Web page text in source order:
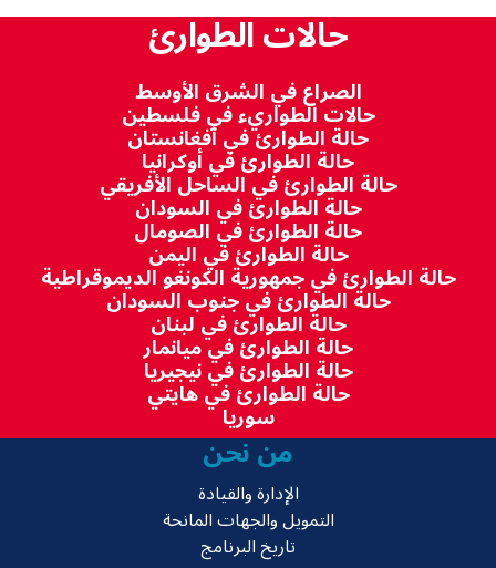
حالات الطوارئ
الصراع في الشرق الأوسط
حالات الطواريء في فلسطين
حالة الطوارئ في أفغانستان
حالة الطوارئ في أوكرانيا
حالة الطوارئ في الساحل الأفريقي
حالة الطوارئ في السودان
حالة الطوارئ في الصومال
حالة الطوارئ في اليمن
حالة الطوارئ في جمهورية الكونغو الديموقراطية
حالة الطوارئ في جنوب السودان
حالة الطوارئ في لبنان
حالة الطوارئ في ميانمار
حالة الطوارئ في نيجيريا
حالة الطوارئ في هايتي
سوريا
من نحن
الإدارة والقيادة
التمويل والجهات المانحة
تاريخ البرنامج